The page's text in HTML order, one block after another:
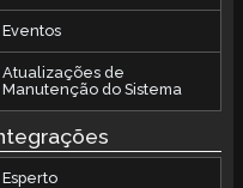
Eventos
Atualizações de
Manutenção do Sistema
Esperto